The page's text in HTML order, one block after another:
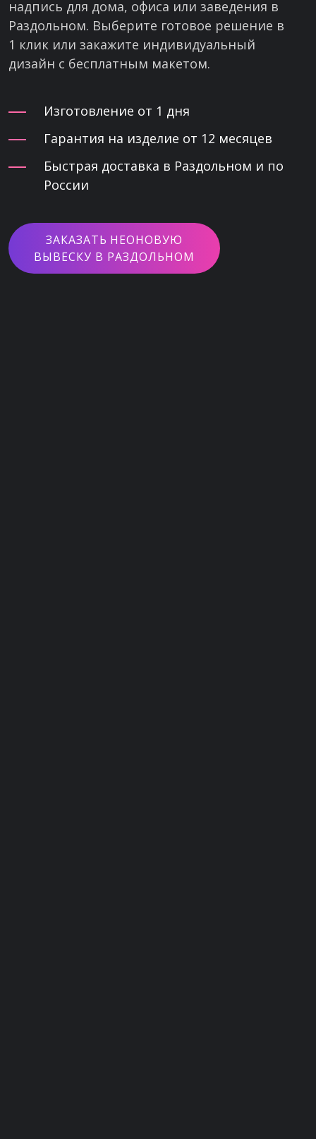
надпись для дома, офиса или заведения в
Раздольном. Выберите готовое решение в
1 клик или закажите индивидуальный
дизайн с бесплатным макетом.
Изготовление от 1 дня
Гарантия на изделие от 12 месяцев
Быстрая доставка в Раздольном и по
России
ЗАКАЗАТЬ НЕОНОВУЮ
ВЫВЕСКУ В РАЗДОЛЬНОМ